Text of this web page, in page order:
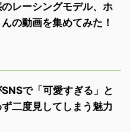
レーシングモデル、ホ
の動画を集めてみた！
で「可愛すぎる」と
二度見してしまう魅力